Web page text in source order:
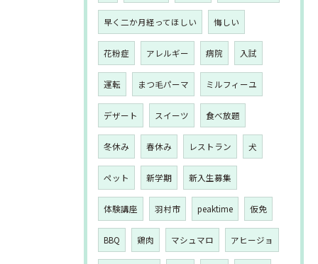
早く二か月経ってほしい 悔しい
花粉症 アレルギー 病院 入試
運転 まつ毛パーマ ミルフィーユ
デザート スイーツ 食べ放題
冬休み 春休み レストラン 犬
ペット 新学期 新入生募集
体験講座 羽村市 peaktime 仮免
BBQ 鶏肉 マシュマロ アヒージョ